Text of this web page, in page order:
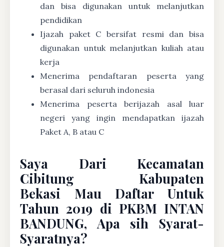
dan bisa digunakan untuk melanjutkan
pendidikan
Ijazah paket C bersifat resmi dan bisa
digunakan untuk melanjutkan kuliah atau
kerja
Menerima pendaftaran peserta yang
berasal dari seluruh indonesia
Menerima peserta berijazah asal luar
negeri yang ingin mendapatkan ijazah
Paket A, B atau C
Saya Dari Kecamatan
Cibitung Kabupaten
Bekasi Mau Daftar Untuk
Tahun 2019 di PKBM INTAN
BANDUNG, Apa sih Syarat-
Syaratnya?